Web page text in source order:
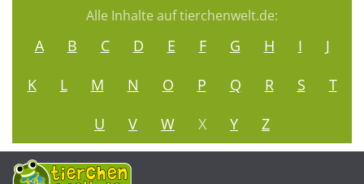
Alle Inhalte auf tierchenwelt.de:
A B C D E F G H I
J
K
L M N O P Q R S
T
U
V W X Y Z